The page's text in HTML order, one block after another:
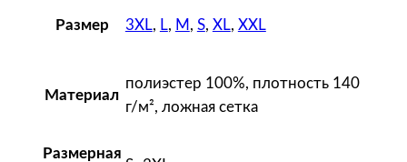
y
Размер 3XL, L, M , S, XL, XXL
Материал
полиэстер 100%, плотность 140
г/м², ложная сетка
Размерная